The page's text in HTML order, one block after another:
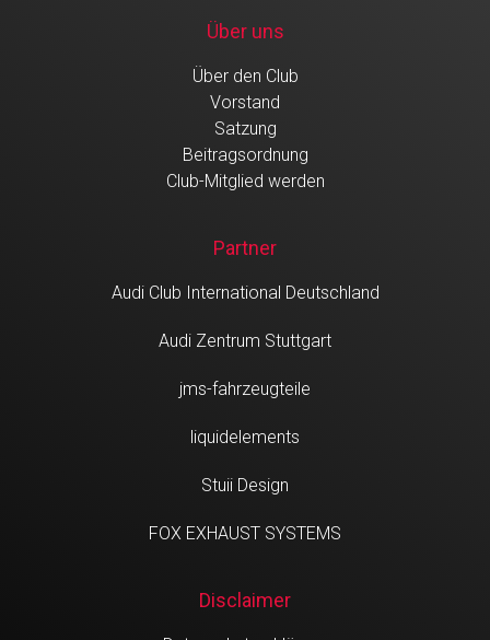
Über uns
Über den Club
Vorstand
Satzung
Beitragsordnung
Club-Mitglied werden
Partner
Audi Club International Deutschland
Audi Zentrum Stuttgart
jms-fahrzeugteile
liquidelements
Stuii Design
FOX EXHAUST SYSTEMS
Disclaimer